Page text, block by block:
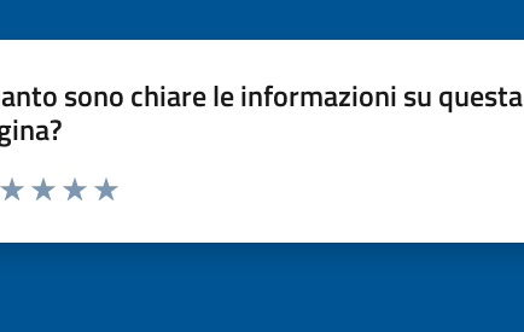
sono chiare le informazioni su questa
da 1 a 5 stelle la pagina